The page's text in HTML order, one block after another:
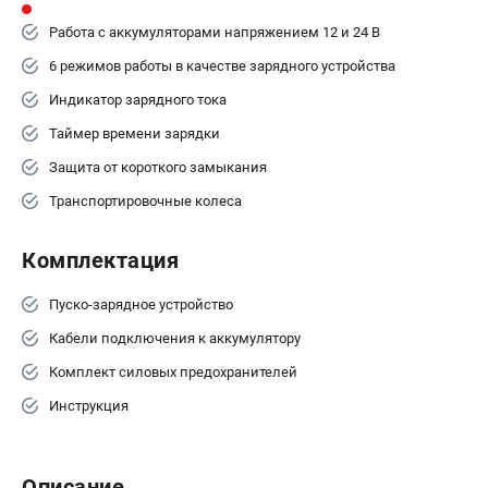
Работа с аккумуляторами напряжением 12 и 24 В
6 режимов работы в качестве зарядного устройства
Индикатор зарядного тока
Таймер времени зарядки
Защита от короткого замыкания
Транспортировочные колеса
Комплектация
Пуско-зарядное устройство
Кабели подключения к аккумулятору
Комплект силовых предохранителей
Инструкция